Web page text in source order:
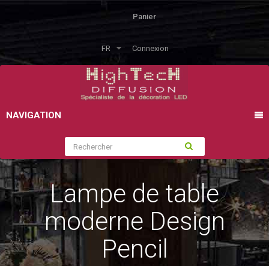
Panier
FR Connexion
NAVIGATION
Lampe de table
moderne Design
Pencil